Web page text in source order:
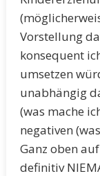
Vorstellung
konsequent
umsetzen
unabhängig
(was mache
negativen
Ganz oben
definitiv